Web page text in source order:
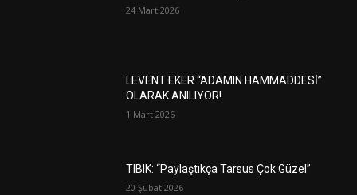
24 Mart 2026
LEVENT EKER “ADAMIN HAMMADDESİ”
OLARAK ANILIYOR!
1 Mart 2026
TIBIK: “Paylaştıkça Tarsus Çok Güzel”
20 Şubat 2026